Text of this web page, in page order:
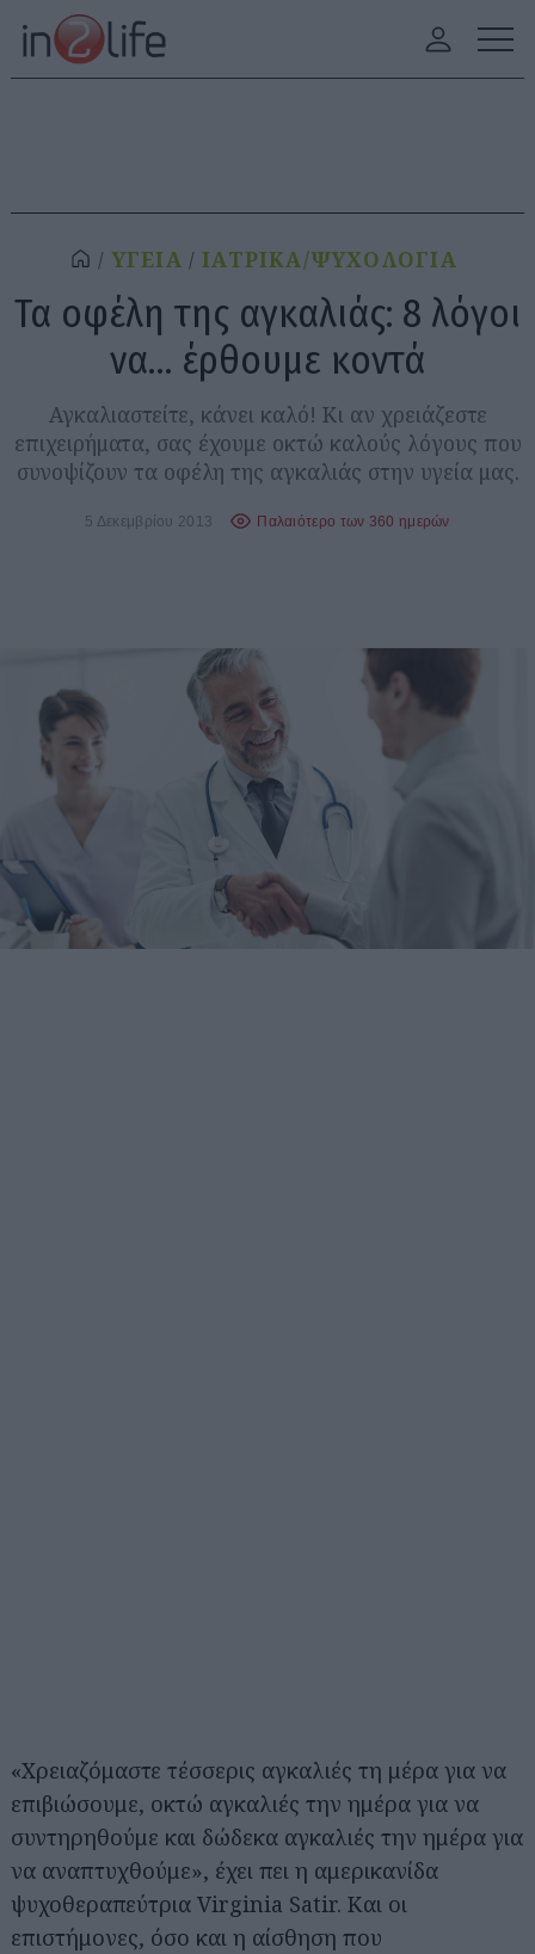
ΥΓΕΙΑ ΙΑΤΡΙΚΑ/ΨΥΧΟΛΟΓΙΑ
Τα οφέλη της αγκαλιάς: 8 λόγοι
να… έρθουμε κοντά
Αγκαλιαστείτε, κάνει καλό! Κι αν χρειάζεστε
επιχειρήματα, σας έχουμε οκτώ καλούς λόγους που
συνοψίζουν τα οφέλη της αγκαλιάς στην υγεία μας.
5 Δεκεμβρίου 2013 Παλαιότερο των 360 ημερών
«Χρειαζόμαστε τέσσερις αγκαλιές τη μέρα για να
επιβιώσουμε, οκτώ αγκαλιές την ημέρα για να
συντηρηθούμε και δώδεκα αγκαλιές την ημέρα για
να αναπτυχθούμε», έχει πει η αμερικανίδα
ψυχοθεραπεύτρια Virginia Satir. Και οι
επιστήμονες, όσο και η αίσθηση που